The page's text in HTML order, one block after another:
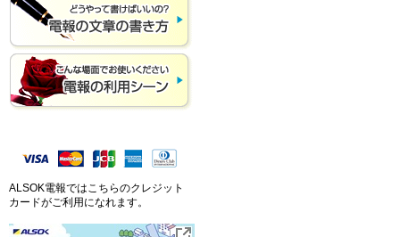
ALSOK電報ではこちらのクレジット
カードがご利用になれます。